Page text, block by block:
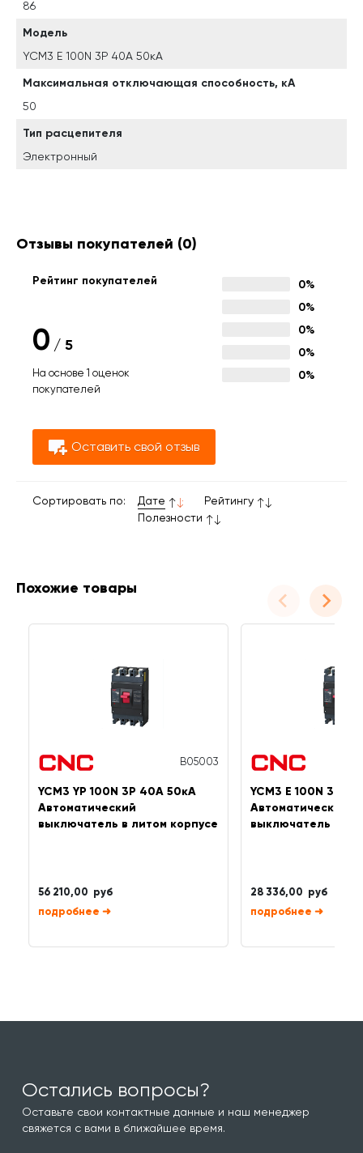
86
Модель
YCM3 E 100N 3P 40A 50кА
Максимальная отключающая способность, кА
50
Тип расцепителя
Электронный
Отзывы покупателей (0)
Рейтинг покупателей
0 / 5
На основе 1 оценок
покупателей
0%
0%
0%
0%
0%
Оставить свой отзыв
Сортировать по: Дате
Рейтингу
Полезности
Похожие товары
B05003
YCM3 YP 100N 3P 40А 50кА
Автоматический
выключатель в литом корпусе
56 210,00 руб
➜
YCM3 E 100N 3P
Автоматический
выключатель в
28 336,00 руб
➜
Остались вопросы?
Оставьте свои контактные данные и наш менеджер
свяжется с вами в ближайшее время.